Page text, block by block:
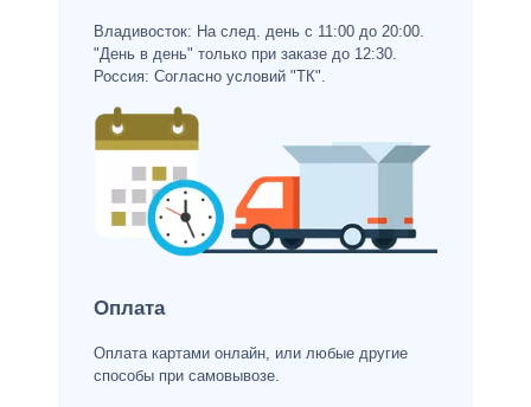
Владивосток: На след. день с 11:00 до 20:00.
"День в день" только при заказе до 12:30.
Россия: Согласно условий "ТК".
Оплата
Оплата картами онлайн, или любые другие
способы при самовывозе.